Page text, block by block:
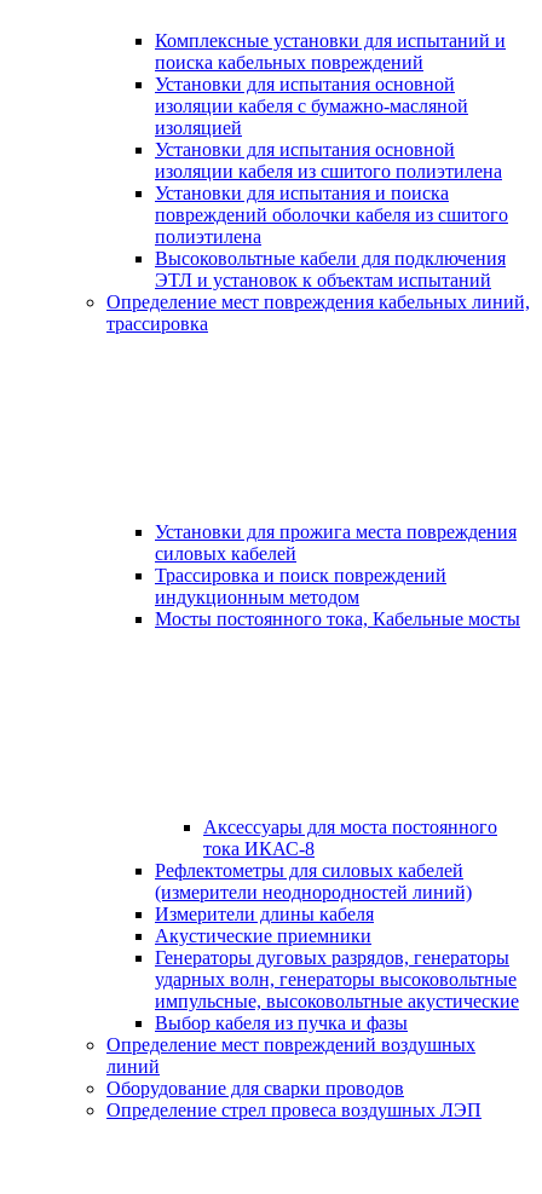
Комплексные установки для испытаний и
поиска кабельных повреждений
Установки для испытания основной
изоляции кабеля с бумажно-масляной
изоляцией
Установки для испытания основной
изоляции кабеля из сшитого полиэтилена
Установки для испытания и поиска
повреждений оболочки кабеля из сшитого
полиэтилена
Высоковольтные кабели для подключения
ЭТЛ и установок к объектам испытаний
Определение мест повреждения кабельных линий,
трассировка
Установки для прожига места повреждения
силовых кабелей
Трассировка и поиск повреждений
индукционным методом
Мосты постоянного тока, Кабельные мосты
Аксессуары для моста постоянного
тока ИКАС-8
Рефлектометры для силовых кабелей
(измерители неоднородностей линий)
Измерители длины кабеля
Акустические приемники
Генераторы дуговых разрядов, генераторы
ударных волн, генераторы высоковольтные
импульсные, высоковольтные акустические
Выбор кабеля из пучка и фазы
Определение мест повреждений воздушных
линий
Оборудование для сварки проводов
Определение стрел провеса воздушных ЛЭП